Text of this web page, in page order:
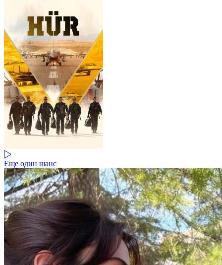
Еще один шанс